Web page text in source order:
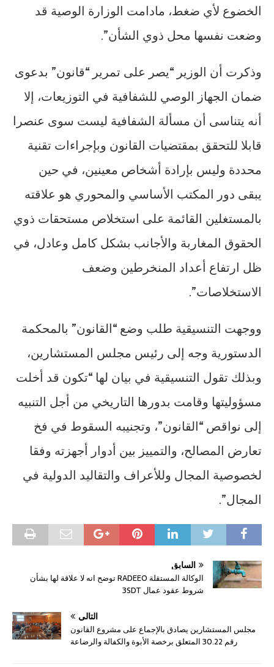
الخضوع لأي ضغط، مادامت الوزارة الوصية قد
وضعت نفسها محل ذوي الشأن”.
وذكرت أن الوزير “يصر على تمرير “قانون” بدعوى
ضمان الجهاز الوصي للشفافية في التوزيعات، إلا
أنه يتناسى أن مسألة الشفافية ليست سوى عنصرا
قابلا للتحقق بمقتضيات القانون وبإجراءات تقنية
محددة وليس بإرادة أشخاص معينين، في حين
يبقى دور المكتب الأساسي والمحوري هو علاقته
بالمستغلين القائمة على استخلاص مستحقات ذوي
الحقوق المغاربة والأجانب بشكل كامل وعادل، في
ظل ارتفاع أعداد المنخرطين وضعف
الاستخلاصات”.
ووجهت التنسيقية طلب وضع “القانون” بالمحكمة
الدستورية وجه إلى رئيس مجلس المستشارين،
وبذلك تقول التنسيقية في بيان لها “تكون قد أخلت
مسؤوليتها وقامت بدورها التاريخي من أجل التنبيه
إلى نواقص “القانون”، وتجنيبه السقوط في فخ
تعارض المصالح، والتمييز بين أدوار أجهزته وفقا
لخصوصية المجال وللأعراف والتقاليد الدولية في
المجال”.
السابق
الوكالة المستقلة RADEEO توضح انه لا علاقة لها بشأن
شروط عقود عمال 3SDT
التالي
مجلس المستشارين يصادق بالإجماع على مشروع القانون
رقم 30.22 المتعلق برخصة الأبوة والكفالة والرضاعة